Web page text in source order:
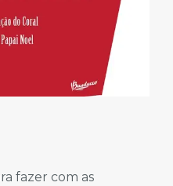
fazer com as